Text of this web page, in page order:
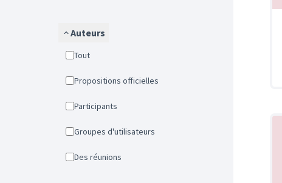
Auteurs
Tout
Propositions officielles
Participants
Groupes d'utilisateurs
Des réunions